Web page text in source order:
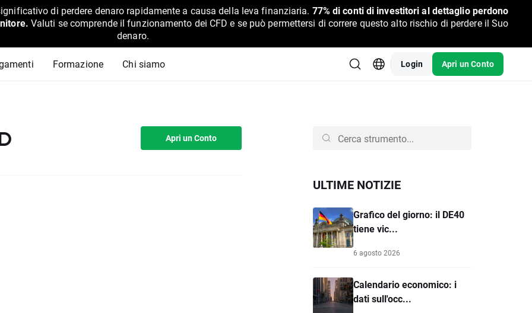
di perdere denaro rapidamente a causa della leva finanziaria. 77% di conti di investitori al dettaglio perdono
Valuti se comprende il funzionamento dei CFD e se può permettersi di correre questo alto rischio di perdere il Suo
denaro.
Formazione Chi siamo Login Apri un Conto
Apri un Conto
ULTIME NOTIZIE
Grafico del giorno: il DE40
tiene vic...
6 agosto 2026
Calendario economico: i
dati sull'occ...